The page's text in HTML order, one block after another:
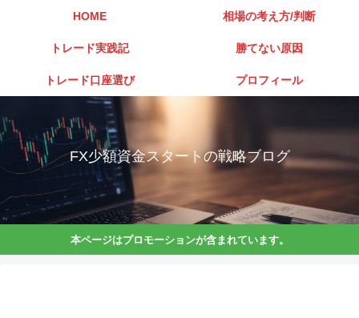
FX少額資金スタートの戦略ブログ
HOME 相場の考え方/判断
トレード実践記 勝てない原因
トレード口座選び プロフィール
本ページはプロモーションが含まれています。